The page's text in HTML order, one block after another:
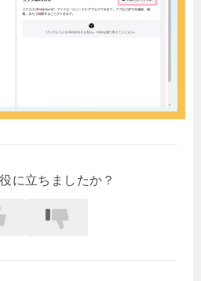
に立ちましたか？